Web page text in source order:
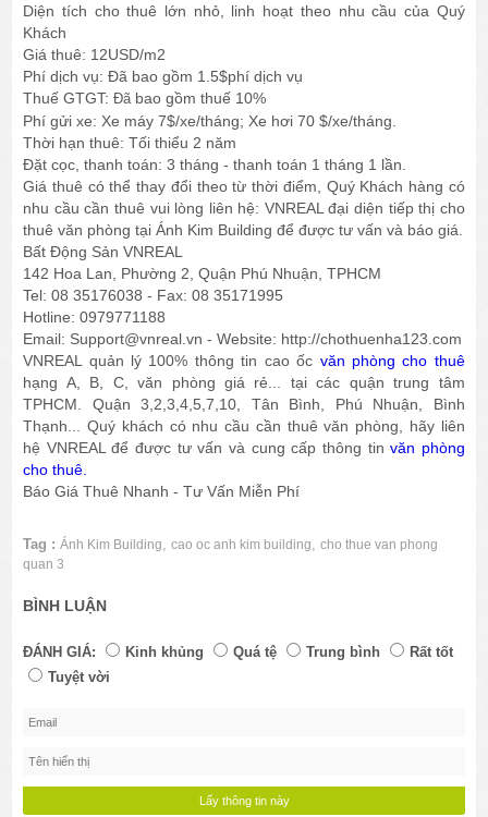
Diện tích cho thuê lớn nhỏ, linh hoạt theo nhu cầu của Quý
Khách
Giá thuê: 12USD/m2
Phí dịch vụ: Đã bao gồm 1.5$phí dịch vụ
Thuế GTGT:Đãbao gồm thuế 10%
Phí gửi xe: Xe máy 7$/xe/tháng; Xe hơi 70 $/xe/tháng.
Thời hạn thuê: Tối thiểu 2 năm
Đặt cọc, thanh toán: 3 tháng - thanh toán 1 tháng 1 lần.
Giá thuê có thể thay đổi theo từ thời điểm, Quý Khách hàng có
nhu cầu cần thuê vui lòng liên hệ: VNREAL đại diện tiếp thị cho
thuê văn phòng tại Ánh Kim Building để được tư vấn và báo giá.
Bất Động Sản VNREAL
142 Hoa Lan, Phường 2, Quận Phú Nhuận, TPHCM
Tel: 08 35176038 - Fax: 08 35171995
Hotline: 0979771188
Email: Support@vnreal.vn - Website: http://chothuenha123.com
VNREAL quản lý 100% thông tin cao ốc văn phòng cho thuê
hạng A, B, C, văn phòng giá rẻ... tại các quận trung tâm
TPHCM. Quận 3,2,3,4,5,7,10, Tân Bình, Phú Nhuận, Bình
Thạnh... Quý khách có nhu cầu cần thuê văn phòng, hãy liên
hệ VNREAL để được tư vấn và cung cấp thông tinvăn phòng
cho thuê.
Báo Giá Thuê Nhanh - Tư Vấn Miễn Phí
Tag : Ánh Kim Building,cao oc anh kim building,cho thue van phong
quan 3
BÌNH LUẬN
ĐÁNH GIÁ: Kinh khủng Quá tệ Trung bình
Rất tốt
Tuyệt vời